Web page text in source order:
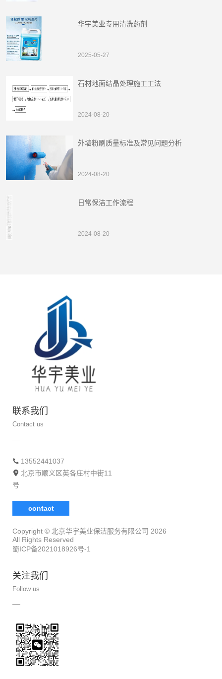
华宇美业专用清洗药剂
2025-05-27
石材地面结晶处理施工工法
2024-08-20
外墙粉刷质量标准及常见问题分析
2024-08-20
日常保洁工作流程
2024-08-20
联系我们
Contact us
13552441037
北京市顺义区英各庄村中街11
号
contact
Copyright © 北京华宇美业保洁服务有限公司 2026
All Rights Reserved
蜀ICP备2021018926号-1
关注我们
Follow us